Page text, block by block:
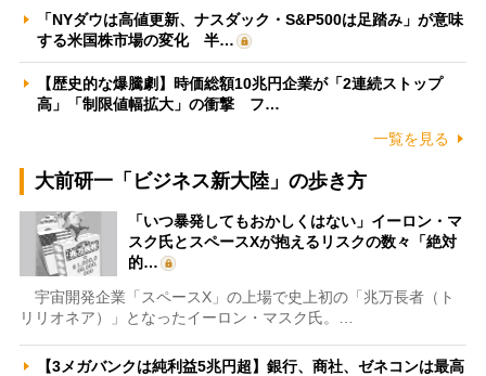
「NYダウは高値更新、ナスダック・S&P500は足踏み」が意味
する米国株市場の変化 半…
【歴史的な爆騰劇】時価総額10兆円企業が「2連続ストップ
高」「制限値幅拡大」の衝撃 フ…
一覧を見る
大前研一「ビジネス新大陸」の歩き方
「いつ暴発してもおかしくはない」イーロン・マ
スク氏とスペースXが抱えるリスクの数々「絶対
的…
宇宙開発企業「スペースX」の上場で史上初の「兆万長者（ト
リリオネア）」となったイーロン・マスク氏。…
【3メガバンクは純利益5兆円超】銀行、商社、ゼネコンは最高